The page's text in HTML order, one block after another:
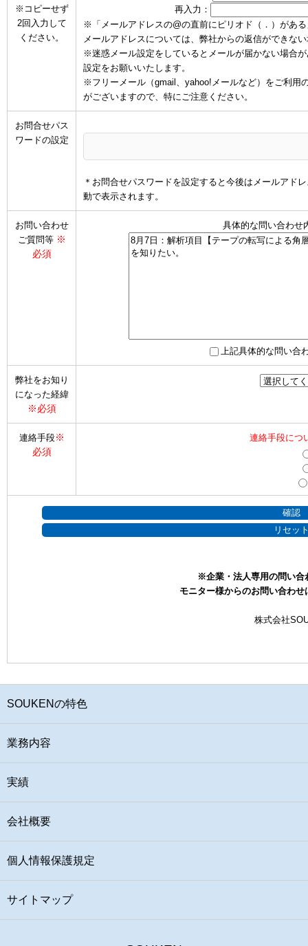
※コピーせず
2回入力して
ください。
再入力：
※「メールアドレスの@の直前にピリオド（．）があ
メールアドレスについては、弊社からの返信ができな
※迷惑メール設定をしているとメールが届かない場合
設定をお願いいたします。
※フリーメール（gmail、yahoo!メールなど）をご利用
がございますので、特にご注意ください。
お問合せパス
ワードの設定
＊お問合せパスワードを設定すると今後はメールアド
動で表示されます。
お問い合わせ
ご質問等 ※
必須
具体的な問い合わせ
上記具体的な問い合
弊社をお知り
になった経緯
※必須
連絡手段※
必須
連絡手段につ
※企業・法人専用の問い合
モニター様からのお問い合わせ
株式会社
SOUKENの特色
業務内容
実績
会社概要
個人情報保護規定
サイトマップ